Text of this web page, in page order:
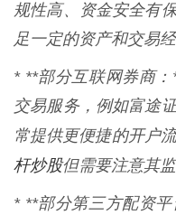
规性高、资金安全有
足一定的资产和交易经
* **部分互联网券商
交易服务，例如富途
常提供更便捷的开户
杆炒股但需要注意其
* **部分第三方配资